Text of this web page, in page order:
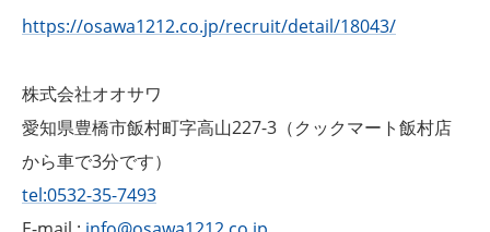
https://osawa1212.co.jp/recruit/detail/18043/
株式会社オオサワ
愛知県豊橋市飯村町字高山227-3（クックマート飯村店
から車で3分です）
tel:0532-35-7493